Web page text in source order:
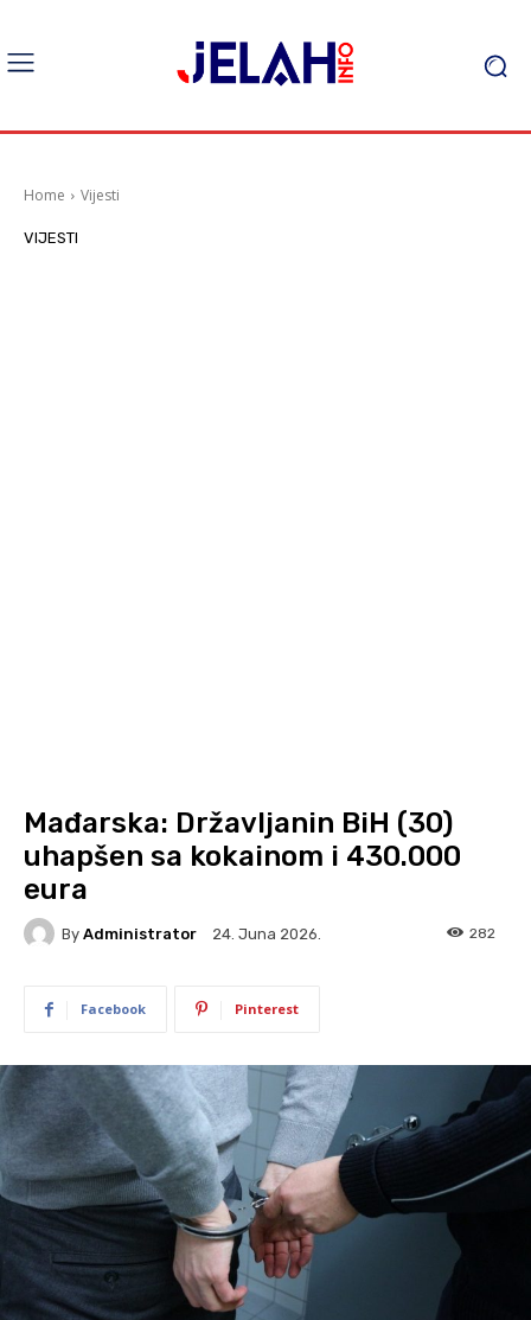
Home Vijesti
VIJESTI
Mađarska: Državljanin BiH (30)
uhapšen sa kokainom i 430.000
eura
By Administrator 24. Juna 2026. 282
Facebook Pinterest